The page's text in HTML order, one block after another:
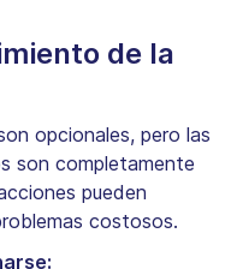
de la
opcionales, pero las
son completamente
pueden
costosos.